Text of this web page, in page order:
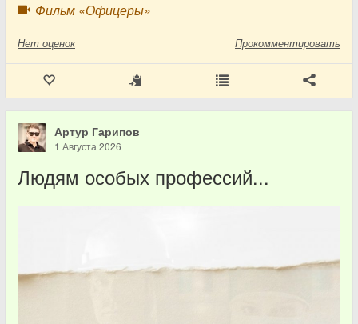
Фильм «Офицеры»
Нет оценок Прокомментировать
Артур Гарипов
1 Августа 2026
Людям особых профессий...